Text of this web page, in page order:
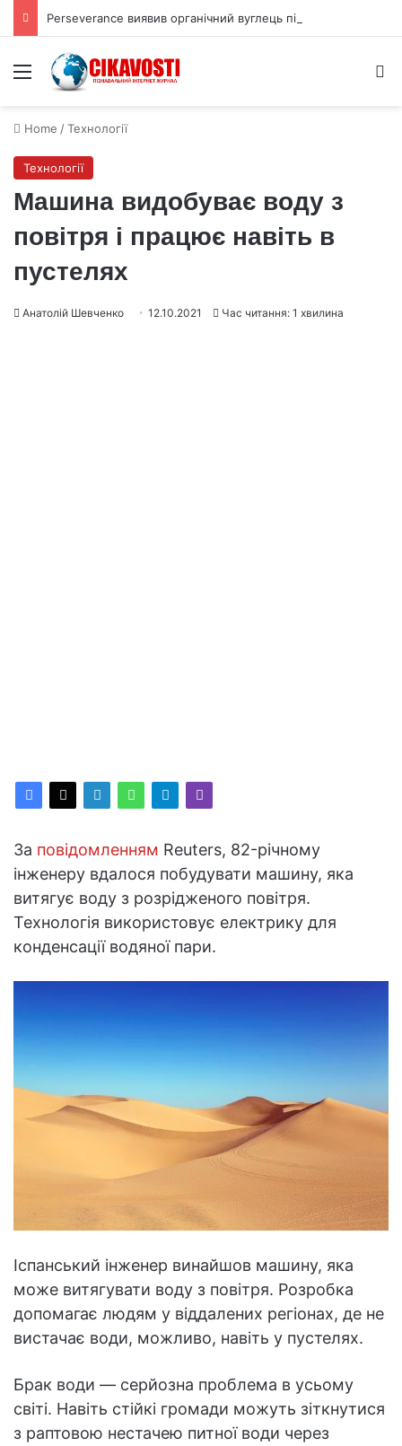
Menu
Home /Технології
Технології
Машина видобуває воду з
повітря і працює навіть в
пустелях
Анатолій Шевченко 12.10.2021 Час читання: 1 хвилина
За повідомленням Reuters, 82-річному
інженеру вдалося побудувати машину, яка
витягує воду з розрідженого повітря.
Технологія використовує електрику для
конденсації водяної пари.
Іспанський інженер винайшов машину, яка
може витягувати воду з повітря. Розробка
допомагає людям у віддалених регіонах, де не
вистачає води, можливо, навіть у пустелях.
Брак води — серйозна проблема в усьому
світі. Навіть стійкі громади можуть зіткнутися
з раптовою нестачею питної води через